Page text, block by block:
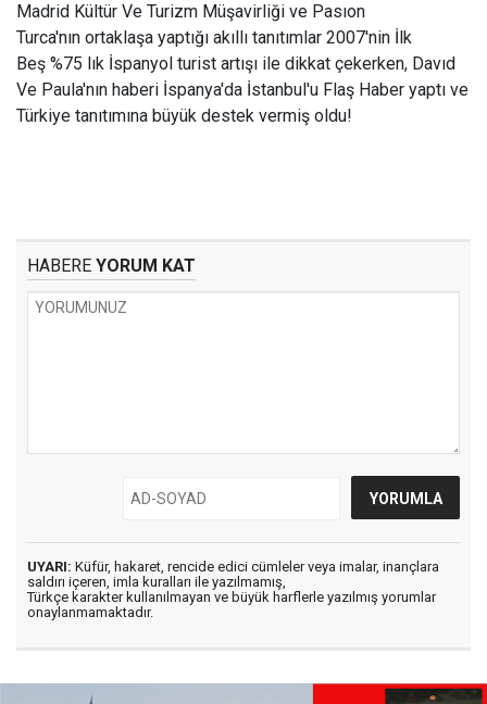
Madrid Kültür Ve Turizm Müşavirliği ve Pasıon
Turca'nın ortaklaşa yaptığı akıllı tanıtımlar 2007'nin İlk
Beş %75 lık İspanyol turist artışı ile dikkat çekerken, Davıd
Ve Paula'nın haberi İspanya'da İstanbul'u Flaş Haber yaptı ve
Türkiye tanıtımına büyük destek vermiş oldu!
HABERE YORUM KAT
UYARI: Küfür, hakaret, rencide edici cümleler veya imalar, inançlara
saldırı içeren, imla kuralları ile yazılmamış,
Türkçe karakter kullanılmayan ve büyük harflerle yazılmış yorumlar
onaylanmamaktadır.